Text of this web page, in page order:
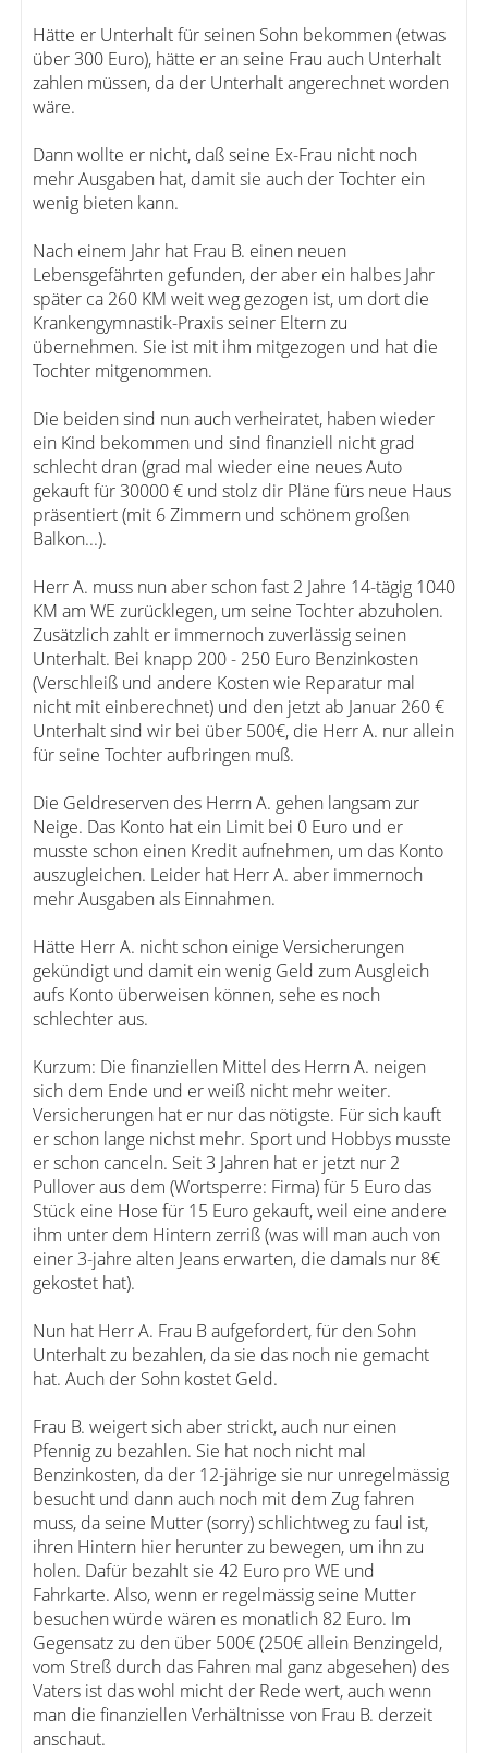
Hätte er Unterhalt für seinen Sohn bekommen (etwas
über 300 Euro), hätte er an seine Frau auch Unterhalt
zahlen müssen, da der Unterhalt angerechnet worden
wäre.
Dann wollte er nicht, daß seine Ex-Frau nicht noch
mehr Ausgaben hat, damit sie auch der Tochter ein
wenig bieten kann.
Nach einem Jahr hat Frau B. einen neuen
Lebensgefährten gefunden, der aber ein halbes Jahr
später ca 260 KM weit weg gezogen ist, um dort die
Krankengymnastik-Praxis seiner Eltern zu
übernehmen. Sie ist mit ihm mitgezogen und hat die
Tochter mitgenommen.
Die beiden sind nun auch verheiratet, haben wieder
ein Kind bekommen und sind finanziell nicht grad
schlecht dran (grad mal wieder eine neues Auto
gekauft für 30000 € und stolz dir Pläne fürs neue Haus
präsentiert (mit 6 Zimmern und schönem großen
Balkon...).
Herr A. muss nun aber schon fast 2 Jahre 14-tägig 1040
KM am WE zurücklegen, um seine Tochter abzuholen.
Zusätzlich zahlt er immernoch zuverlässig seinen
Unterhalt. Bei knapp 200 - 250 Euro Benzinkosten
(Verschleiß und andere Kosten wie Reparatur mal
nicht mit einberechnet) und den jetzt ab Januar 260 €
Unterhalt sind wir bei über 500€, die Herr A. nur allein
für seine Tochter aufbringen muß.
Die Geldreserven des Herrn A. gehen langsam zur
Neige. Das Konto hat ein Limit bei 0 Euro und er
musste schon einen Kredit aufnehmen, um das Konto
auszugleichen. Leider hat Herr A. aber immernoch
mehr Ausgaben als Einnahmen.
Hätte Herr A. nicht schon einige Versicherungen
gekündigt und damit ein wenig Geld zum Ausgleich
aufs Konto überweisen können, sehe es noch
schlechter aus.
Kurzum: Die finanziellen Mittel des Herrn A. neigen
sich dem Ende und er weiß nicht mehr weiter.
Versicherungen hat er nur das nötigste. Für sich kauft
er schon lange nichst mehr. Sport und Hobbys musste
er schon canceln. Seit 3 Jahren hat er jetzt nur 2
Pullover aus dem (Wortsperre: Firma) für 5 Euro das
Stück eine Hose für 15 Euro gekauft, weil eine andere
ihm unter dem Hintern zerriß (was will man auch von
einer 3-jahre alten Jeans erwarten, die damals nur 8€
gekostet hat).
Nun hat Herr A. Frau B aufgefordert, für den Sohn
Unterhalt zu bezahlen, da sie das noch nie gemacht
hat. Auch der Sohn kostet Geld.
Frau B. weigert sich aber strickt, auch nur einen
Pfennig zu bezahlen. Sie hat noch nicht mal
Benzinkosten, da der 12-jährige sie nur unregelmässig
besucht und dann auch noch mit dem Zug fahren
muss, da seine Mutter (sorry) schlichtweg zu faul ist,
ihren Hintern hier herunter zu bewegen, um ihn zu
holen. Dafür bezahlt sie 42 Euro pro WE und
Fahrkarte. Also, wenn er regelmässig seine Mutter
besuchen würde wären es monatlich 82 Euro. Im
Gegensatz zu den über 500€ (250€ allein Benzingeld,
vom Streß durch das Fahren mal ganz abgesehen) des
Vaters ist das wohl micht der Rede wert, auch wenn
man die finanziellen Verhältnisse von Frau B. derzeit
anschaut.